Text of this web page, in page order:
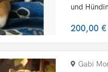
und
200,00 €
Gabi